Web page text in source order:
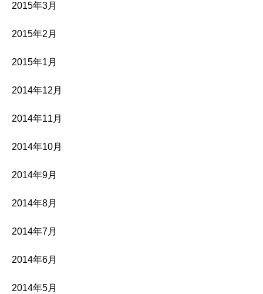
2015年3月
2015年2月
2015年1月
2014年12月
2014年11月
2014年10月
2014年9月
2014年8月
2014年7月
2014年6月
2014年5月